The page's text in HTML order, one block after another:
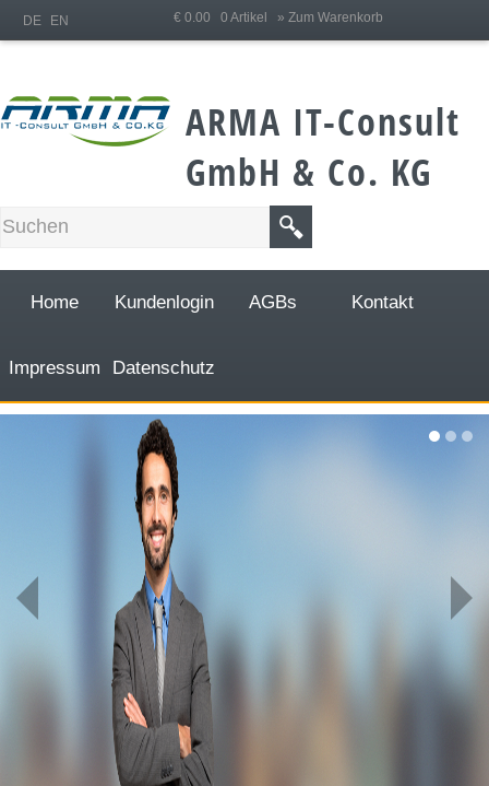
€ 0.00 0 Artikel » Zum Warenkorb
DE EN
ARMA IT-Consult
GmbH & Co. KG
Home Kundenlogin AGBs Kontakt
Impressum Datenschutz